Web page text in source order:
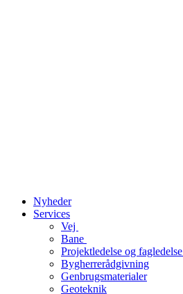
Nyheder
Services
Vej
Bane
Projektledelse og fagledelse
Bygherrerådgivning
Genbrugsmaterialer
Geoteknik